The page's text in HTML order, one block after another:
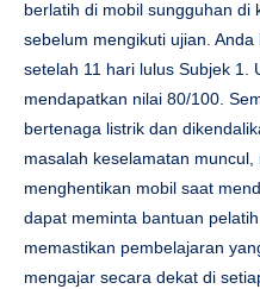
berlatih di mobil sungguhan di
sebelum mengikuti ujian.
setelah 11 hari lulus Subjek 1.
mendapatkan nilai 80/100.
bertenaga listrik dan
masalah keselamatan
menghentikan mobil saat
dapat meminta bantuan
memastikan pembelajaran
mengajar secara dekat di